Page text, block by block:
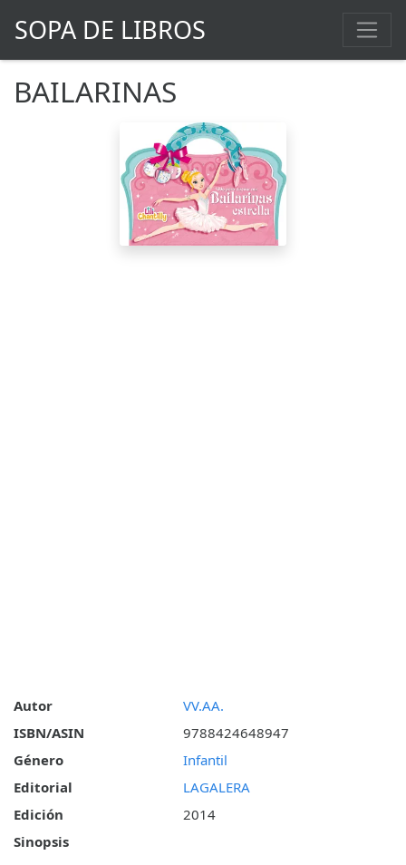
SOPA DE LIBROS
BAILARINAS
Autor
VV.AA.
ISBN/ASIN
9788424648947
Género
Infantil
Editorial
LAGALERA
Edición
2014
Sinopsis